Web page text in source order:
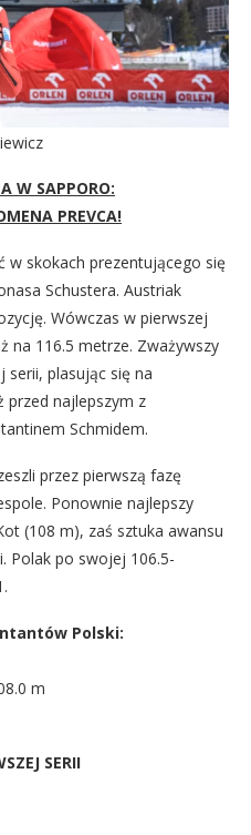
W SAPPORO:
PREVCA!
w skokach prezentującego się
Schustera. Austriak
Wówczas w pierwszej
na 116.5 metrze. Zważywszy
serii, plasując się na
przed najlepszym z
Schmidem.
przez pierwszą fazę
Ponownie najlepszy
(108 m), zaś sztuka awansu
Polak po swojej 106.5-
Polski:
m
SERII